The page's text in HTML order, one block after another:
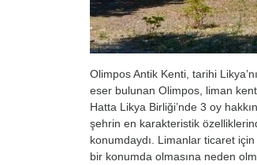
Olimpos Antik Kenti, tarihi
eser bulunan Olimpos, liman
Hatta Likya Birliği’nde 3 oy
şehrin en karakteristik
konumdaydı. Limanlar ticaret
bir konumda olmasına neden